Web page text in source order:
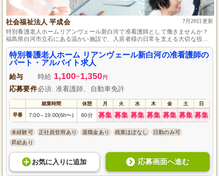
社会福祉法人 平成会 7月28日更新
特別養護老人ホームリアンヴェール新白河で准看護師として働きませんか？
福島県白河市立石にある温かい施設で、入居者様の日常を支える大切な役割
です。自動車免許があれば未経験でも歓迎。柔軟な勤務体系でプライベート
も大切にできます。家事や子育てとの両立を目指す方に最適です。一緒に入
居者様の人生に寄り添い、人の役に立つ喜びと自己成長を感じましょう。
特別養護老人ホーム リアンヴェール新白河の准看護師の
パート・アルバイト求人
給与 時給 1,100~1,350 円
応募要件必須: 准看護師、自動車免許
就業時間 休憩 月 火 水 木 金 土 日
早番 7:00～ 19:00(6h〜) 60分 募集 募集 募集 募集 募集 募集 募集
未経験可 正社員登用あり 退職金あり 残業ほぼなし
日勤のみ可
昇給あり
お気に入り に追加 応募画面へ進む